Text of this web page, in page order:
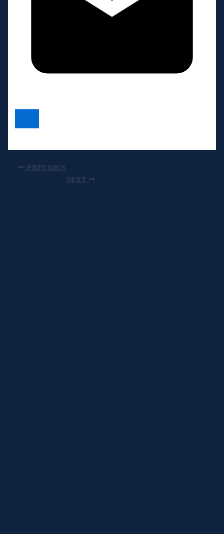
PREVIOUS
NEXT